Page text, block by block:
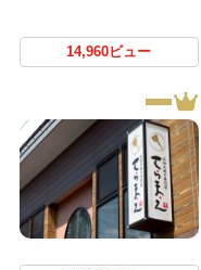
14,960ビュー